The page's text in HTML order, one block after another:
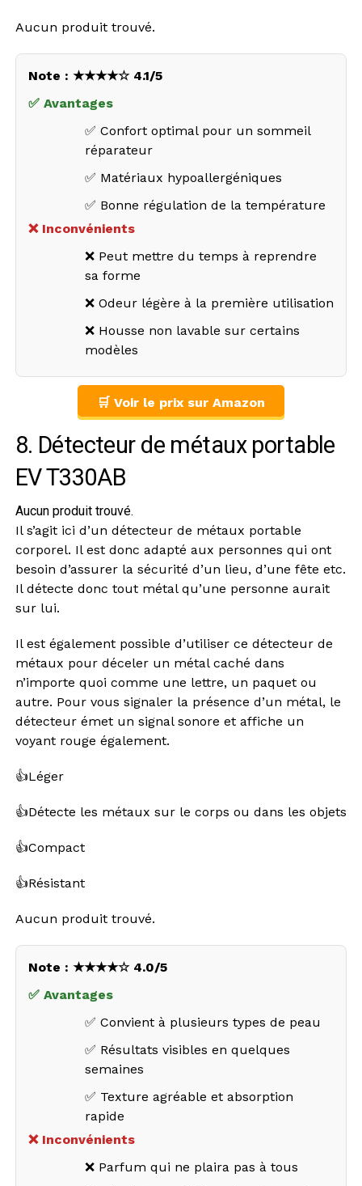
Aucun produit trouvé.
Note : ★★★★☆ 4.1/5
✅ Avantages
✅ Confort optimal pour un sommeil
réparateur
✅ Matériaux hypoallergéniques
✅ Bonne régulation de la température
❌ Inconvénients
❌ Peut mettre du temps à reprendre
sa forme
❌ Odeur légère à la première utilisation
❌ Housse non lavable sur certains
modèles
🛒 Voir le prix sur Amazon
8. Détecteur de métaux portable
EV T330AB
Aucun produit trouvé.
Il s’agit ici d’un détecteur de métaux portable
corporel. Il est donc adapté aux personnes qui ont
besoin d’assurer la sécurité d’un lieu, d’une fête etc.
Il détecte donc tout métal qu’une personne aurait
sur lui.
Il est également possible d’utiliser ce détecteur de
métaux pour déceler un métal caché dans
n’importe quoi comme une lettre, un paquet ou
autre. Pour vous signaler la présence d’un métal, le
détecteur émet un signal sonore et affiche un
voyant rouge également.
👍Léger
👍Détecte les métaux sur le corps ou dans les objets
👍Compact
👍Résistant
Aucun produit trouvé.
Note : ★★★★☆ 4.0/5
✅ Avantages
✅ Convient à plusieurs types de peau
✅ Résultats visibles en quelques
semaines
✅ Texture agréable et absorption
rapide
❌ Inconvénients
❌ Parfum qui ne plaira pas à tous